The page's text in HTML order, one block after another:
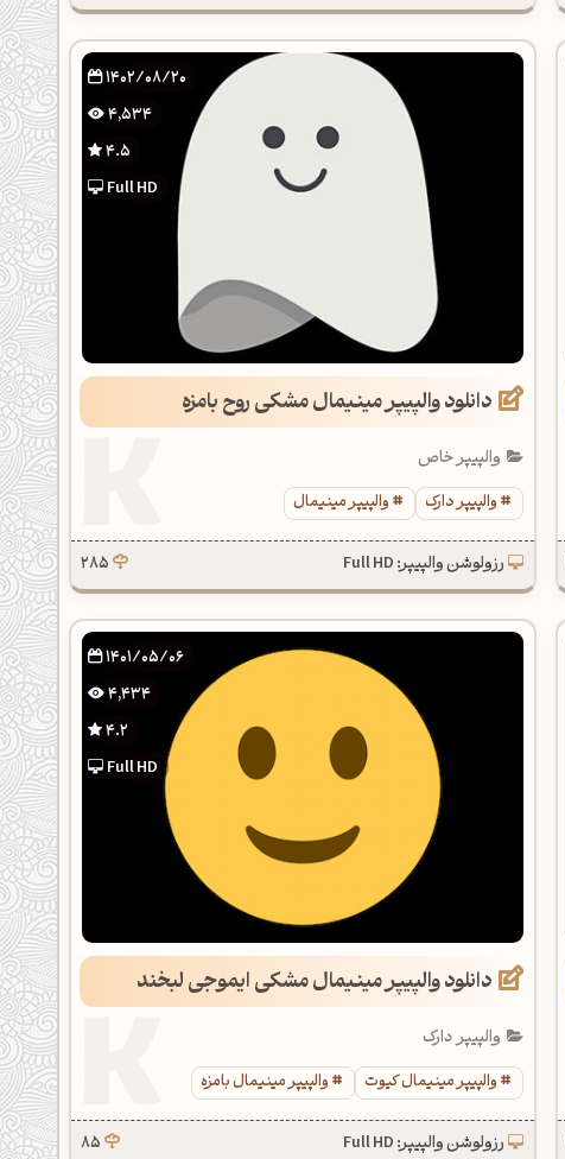
1402/08/20
4,534
4.5
Full HD
دانلود والپیپر مینیمال مشکی روح بامزه
والپیپر خاص
والپیپر دارک
والپیپر مینیمال
رزولوشن والپیپر: Full HD 285
1401/05/06
4,434
4.2
Full HD
دانلود والپیپر مینیمال مشکی ایموجی لبخند
والپیپر دارک
والپیپر مینیمال کیوت
والپیپر مینیمال بامزه
رزولوشن والپیپر: Full HD 85